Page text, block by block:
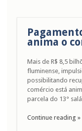
anima o
Mais de R$ 8,5
fluminense,
possibilitando
comércio está
parcela do 13°
Continue reading »